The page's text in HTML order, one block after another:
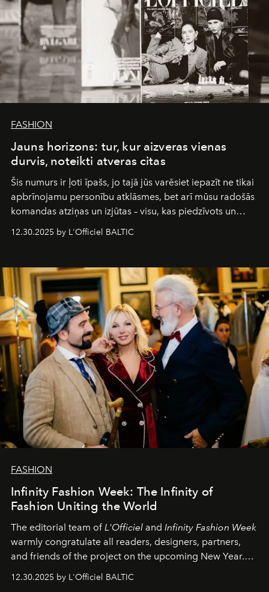
FASHION
Jauns horizons: tur, kur aizveras vienas
durvis, noteikti atveras citas
Šis numurs ir ļoti īpašs, jo tajā jūs varēsiet iepazīt ne tikai
apbrīnojamu personību atklāsmes, bet arī mūsu radošās
komandas atziņas un izjūtas – visu, kas piedzīvots un
pārdzīvots šo gandrīz 20 gadu laikā, veidojot žurnālu.
Šajā brīdī mums svarīgi pateikties visiem, kas bija kopā
sākums. Ar vissirsnīgākajiem laba vēlējumiem jūsu
L’Officiel Baltic
komanda.
12.30.2025 by L'Officiel BALTIC
FASHION
Infinity Fashion Week: The Infinity of
Fashion Uniting the World
The editorial team ofL'Officiel and Infinity Fashion Week
warmly congratulate all readers, designers, partners,
and friends of the project on the upcoming New Year.
May 2026 bring growth, inspiration, bold ideas, and new
achievements.
12.30.2025 by L'Officiel BALTIC